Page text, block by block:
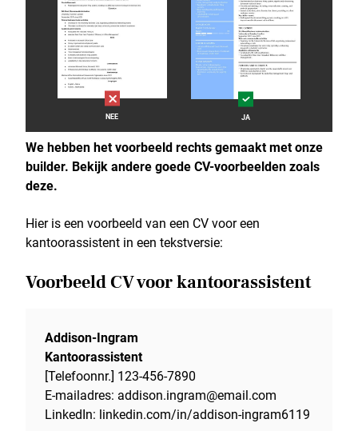
NEE JA
We hebben het voorbeeld rechts gemaakt met onze
builder. Bekijk andere goede CV-voorbeelden zoals
deze.
Hier is een voorbeeld van een CV voor een
kantoorassistent in een tekstversie:
Voorbeeld CV voor kantoorassistent
Addison-Ingram
Kantoorassistent
[Telefoonnr.] 123-456-7890
E-mailadres: addison.ingram@email.com
LinkedIn: linkedin.com/in/addison-ingram6119